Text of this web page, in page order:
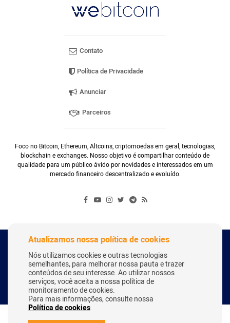
Contato
Política de Privacidade
Anunciar
Parceiros
Foco no Bitcoin, Ethereum, Altcoins, criptomoedas em geral, tecnologias,
blockchain e exchanges. Nosso objetivo é compartilhar conteúdo de
qualidade para um público ávido por novidades e interessados em um
mercado financeiro descentralizado e evoluído.
Copyright Webitcoin 2018 - Todos os Direitos Reservados
Desenvolvido por: Herick Correa
Atualizamos nossa política de cookies
Nós utilizamos cookies e outras tecnologias
semelhantes, para melhorar nossa pauta e trazer
conteúdos de seu interesse. Ao utilizar nossos
serviços, você aceita a nossa política de
monitoramento de cookies.
Para mais informações, consulte nossa
Política de cookies